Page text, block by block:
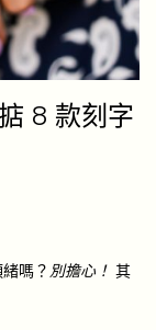
8 款刻字
嗎？ 別擔心！ 其